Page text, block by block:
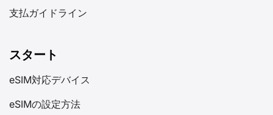
支払ガイドライン
スタート
eSIM対応デバイス
eSIMの設定方法